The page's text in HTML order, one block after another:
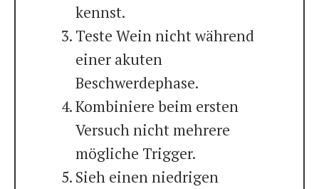
kennst.
Teste Wein nicht während
einer akuten
Beschwerdephase.
Kombiniere beim ersten
Versuch nicht mehrere
mögliche Trigger.
Sieh einen niedrigen